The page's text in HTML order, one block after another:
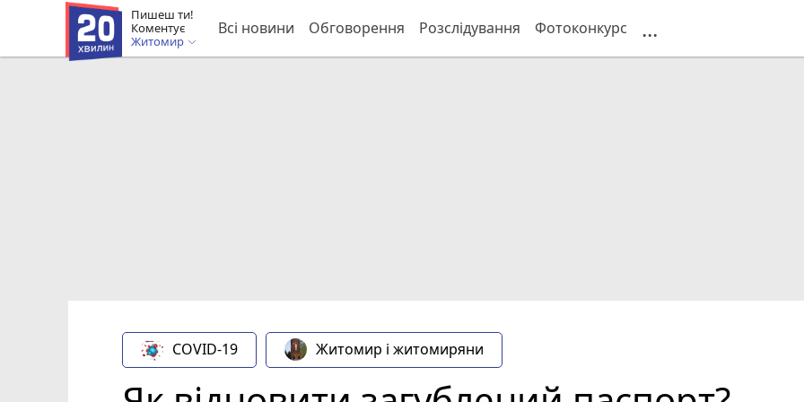
Пишеш ти!
Коментує
Житомир
Всі новини Обговорення Розслідування Фотоконкурс ...
COVID-19 Житомир і житомиряни